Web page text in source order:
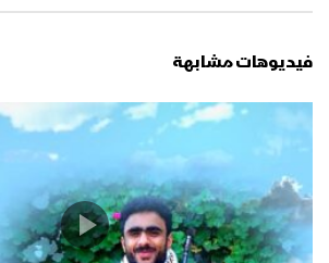
فيديوهات مشابهة